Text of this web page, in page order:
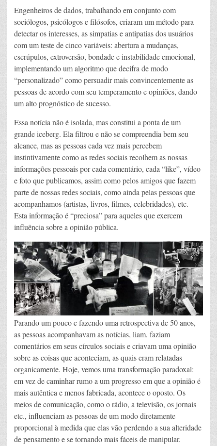
Engenheiros de dados, trabalhando em conjunto com
sociólogos, psicólogos e filósofos, criaram um método para
detectar os interesses, as simpatias e antipatias dos usuários
com um teste de cinco variáveis: abertura a mudanças,
escrúpulos, extroversão, bondade e instabilidade emocional,
implementando um algoritmo que decifra de modo
“personalizado” como persuadir mais convincentemente as
pessoas de acordo com seu temperamento e opiniões, dando
um alto prognóstico de sucesso.
Essa notícia não é isolada, mas constitui a ponta de um
grande iceberg. Ela filtrou e não se compreendia bem seu
alcance, mas as pessoas cada vez mais percebem
instintivamente como as redes sociais recolhem as nossas
informações pessoais por cada comentário, cada “like”, vídeo
e foto que publicamos, assim como pelos amigos que fazem
parte de nossas redes sociais, como ainda pelas pessoas que
acompanhamos (artistas, livros, filmes, celebridades), etc.
Esta informação é “preciosa” para aqueles que exercem
influência sobre a opinião pública.
Parando um pouco e fazendo uma retrospectiva de 50 anos,
as pessoas acompanhavam as notícias, liam, faziam
comentários em seus círculos sociais e criavam uma opinião
sobre as coisas que aconteciam, as quais eram relatadas
organicamente. Hoje, vemos uma transformação paradoxal:
em vez de caminhar rumo a um progresso em que a opinião é
mais autêntica e menos fabricada, acontece o oposto. Os
meios de comunicação, como o rádio, a televisão, os jornais
etc., influenciam as pessoas de um modo diretamente
proporcional à medida que elas vão perdendo a sua alteridade
de pensamento e se tornando mais fáceis de manipular.